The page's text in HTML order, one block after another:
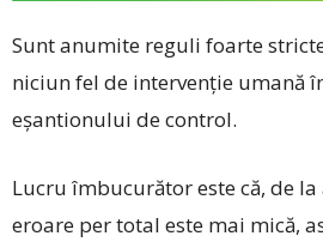
Sunt anumite reguli foarte
niciun fel de intervenție umană
eșantionului de control.
Lucru îmbucurător este că, de
eroare per total este mai mică,